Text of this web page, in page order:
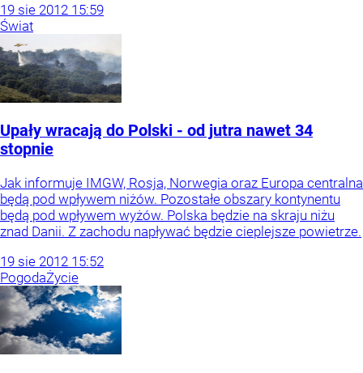
19 sie 2012 15:59
Świat
Upały wracają do Polski - od jutra nawet 34
stopnie
Jak informuje IMGW, Rosja, Norwegia oraz Europa centralna
będą pod wpływem niżów. Pozostałe obszary kontynentu
będą pod wpływem wyżów. Polska będzie na skraju niżu
znad Danii. Z zachodu napływać będzie cieplejsze powietrze.
19 sie 2012 15:52
PogodaŻycie